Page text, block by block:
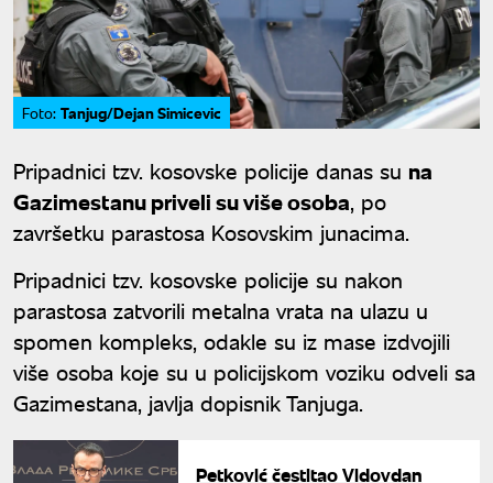
Foto: Tanjug/Dejan Simicevic
Pripadnici tzv. kosovske policije danas su na
Gazimestanu priveli su više osoba, po
završetku parastosa Kosovskim junacima.
Pripadnici tzv. kosovske policije su nakon
parastosa zatvorili metalna vrata na ulazu u
spomen kompleks, odakle su iz mase izdvojili
više osoba koje su u policijskom voziku odveli sa
Gazimestana, javlja dopisnik Tanjuga.
Petković čestitao Vidovdan